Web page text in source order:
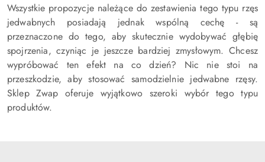
Wszystkie propozycje należące do zestawienia tego typu rzęs
jedwabnych posiadają jednak wspólną cechę - są
przeznaczone do tego, aby skutecznie wydobywać głębię
spojrzenia, czyniąc je jeszcze bardziej zmysłowym. Chcesz
wypróbować ten efekt na co dzień? Nic nie stoi na
przeszkodzie, aby stosować samodzielnie jedwabne rzęsy.
Sklep Zwap oferuje wyjątkowo szeroki wybór tego typu
produktów.